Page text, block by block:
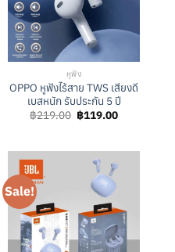
หูฟัง
OPPO หูฟังไร้สาย TWS เสียงดี
เบสหนัก รับประกัน 5 ปี
฿219.00 Original
price
฿119.00Current
Sale!